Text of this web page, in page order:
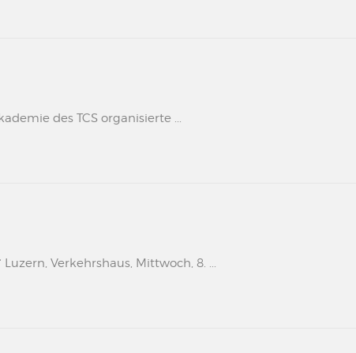
des TCS organisierte ...
Verkehrshaus, Mittwoch, 8. ...